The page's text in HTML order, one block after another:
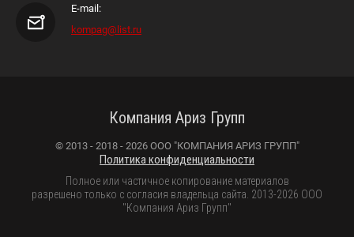
E-mail:
kompag@list.ru
Компания Ариз Групп
© 2013 - 2018 - 2026 ООО "КОМПАНИЯ АРИЗ ГРУПП"
Политика конфиденциальности
Полное или частичное копирование материалов
разрешено только с согласия владельца сайта. 2013-2026 ООО
"Компания Ариз Групп"